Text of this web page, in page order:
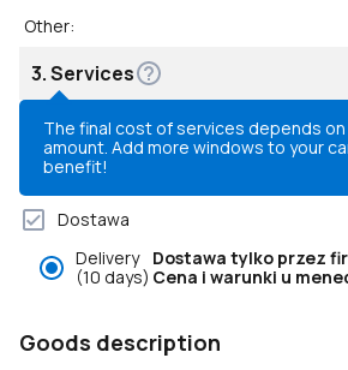
Other:
3.Services
The final cost of services depends
amount. Add more windows to your
benefit!
Dostawa
Delivery
(10 days)
Dostawa tylko przez
Cena i warunki u
Goods description